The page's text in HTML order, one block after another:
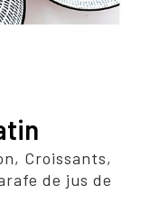
Croissants,
de jus de